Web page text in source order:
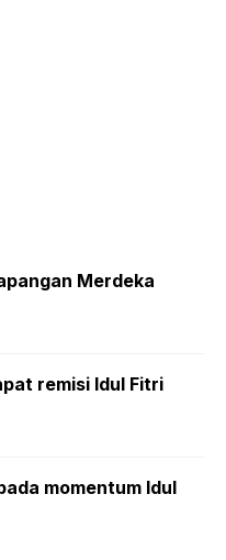
Merdeka
remisi Idul Fitri
momentum Idul